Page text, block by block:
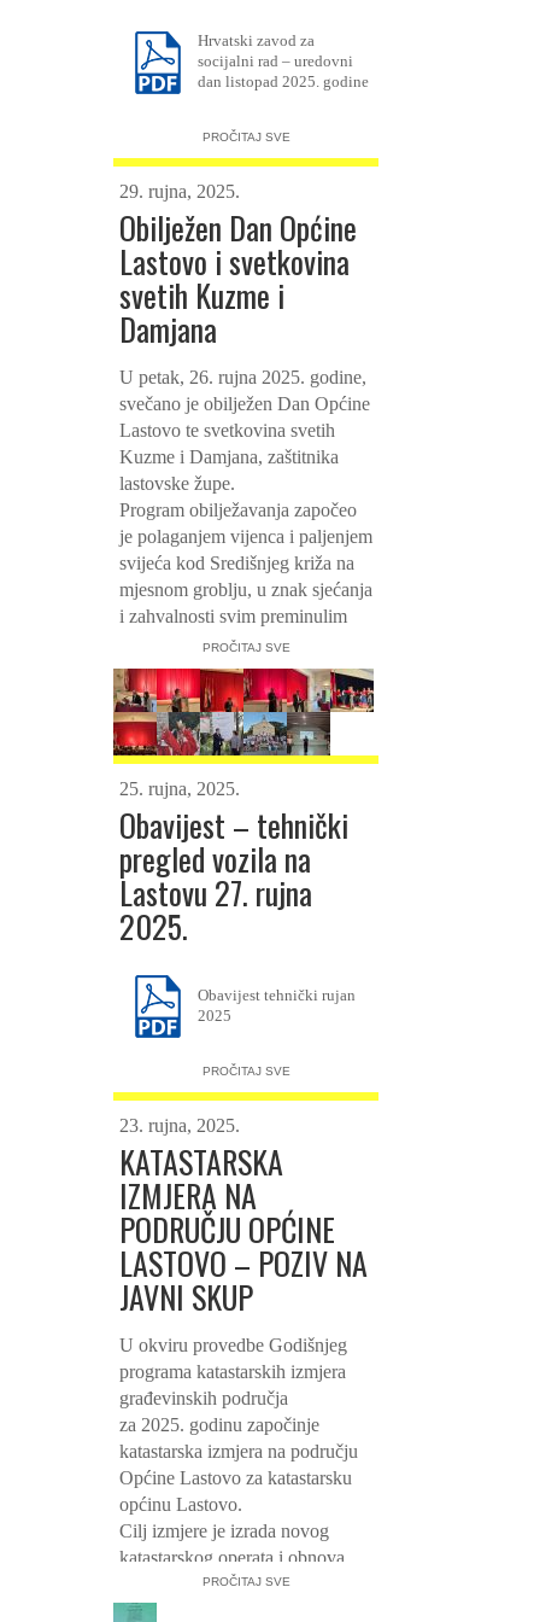
Hrvatski zavod za
socijalni rad – uredovni
dan listopad 2025. godine
PROČITAJ SVE
29. rujna, 2025.
Obilježen Dan Općine
Lastovo i svetkovina
svetih Kuzme i
Damjana
U petak, 26. rujna 2025. godine,
svečano je obilježen Dan Općine
Lastovo te svetkovina svetih
Kuzme i Damjana, zaštitnika
lastovske župe.
Program obilježavanja započeo
je polaganjem vijenca i paljenjem
svijeća kod Središnjeg križa na
mjesnom groblju, u znak sjećanja
i zahvalnosti svim preminulim
mještanima. Potom je, u Kino
sali, održana svečana sjednica
Općinskog vijeća Općine
Lastovo, koju je otvorio
predsjednik Vijeća, gospodin
Svečanosti su nazočili brojni
uvaženi gosti i uzvanici, među
kojima: predvoditelj
ovogodišnjeg misnog slavlja,
dubrovački biskup mons. Roko
Glasnović, izaslanik
zamjenik župana Dubrovačko-
neretvanske županije g. Joško
Cebalo, glavni ravnatelj Državne
geodetske uprave g. Antonio
Šustić, pročelnica Područnog
ureda za katastar Dubrovnik gđa.
Katja Bego, direktor Zavoda za
fotogrametriju g. Filip Pavelić,
pročelnica Upravnog odjela za
poslove župana i županijske
skupštine gđa. Žaklina Marević,
načelnici susjednih općina Blato
i Smokvica, g. Jurica Petković i
g. Ljubo Kunjašić, župnik don
Mišo Pecotić, načelnica Općine
Lastovo gđa. Anita Jančić Lešić,
pročelnica Jedinstvenog
upravnog odjela gđa. Antonia
Frlan, vijećnici Općinskog vijeća
te predstavnici institucija,
ustanova i udruga s područja
Općine.
Sjednica je završila prigodnim
kulturno-umjetničkim
PROČITAJ SVE
25. rujna, 2025.
Obavijest – tehnički
pregled vozila na
Lastovu 27. rujna
2025.
Obavijest tehnički rujan
2025
PROČITAJ SVE
23. rujna, 2025.
KATASTARSKA
IZMJERA NA
PODRUČJU OPĆINE
LASTOVO – POZIV NA
JAVNI SKUP
U okviru provedbe Godišnjeg
programa katastarskih izmjera
građevinskih područja
za 2025. godinu započinje
katastarska izmjera na području
Općine Lastovo za katastarsku
općinu Lastovo.
Cilj izmjere je izrada novog
katastarskog operata i obnova
zemljišne knjige.
Katastarsku izmjeru provodi
PROČITAJ SVE